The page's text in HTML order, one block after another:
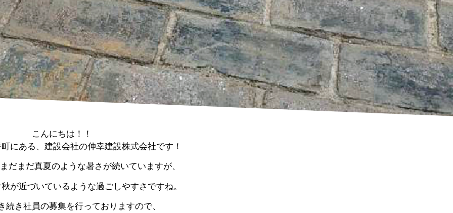
こんにちは！！
にある、建設会社の伸幸建設株式会社です！
だまだ真夏のような暑さが続いていますが、
が近づいているような過ごしやすさですね。
続き社員の募集を行っておりますので、